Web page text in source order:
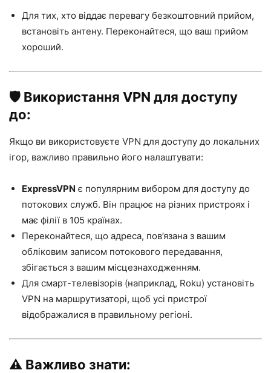
Для тих, хто віддає перевагу безкоштовний прийом,
встановіть антену. Переконайтеся, що ваш прийом
хороший.
🛡️ Використання VPN для доступу
до:
Якщо ви використовуєте VPN для доступу до локальних
ігор, важливо правильно його налаштувати:
ExpressVPN є популярним вибором для доступу до
потокових служб. Він працює на різних пристроях і
має філії в 105 країнах.
Переконайтеся, що адреса, пов’язана з вашим
обліковим записом потокового передавання,
збігається з вашим місцезнаходженням.
Для смарт-телевізорів (наприклад, Roku) установіть
VPN на маршрутизаторі, щоб усі пристрої
відображалися в правильному регіоні.
⚠️ Важливо знати: